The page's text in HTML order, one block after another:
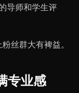
导师和学生评
丝群大有裨益。
专业感